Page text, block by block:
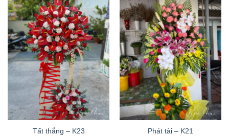
Tất thắng – K23
Phát tài – K21